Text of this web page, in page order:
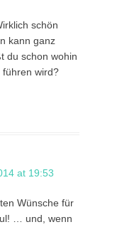
schön
kann ganz
du schon wohin
führen wird?
at 19:53
Wünsche für
… und, wenn